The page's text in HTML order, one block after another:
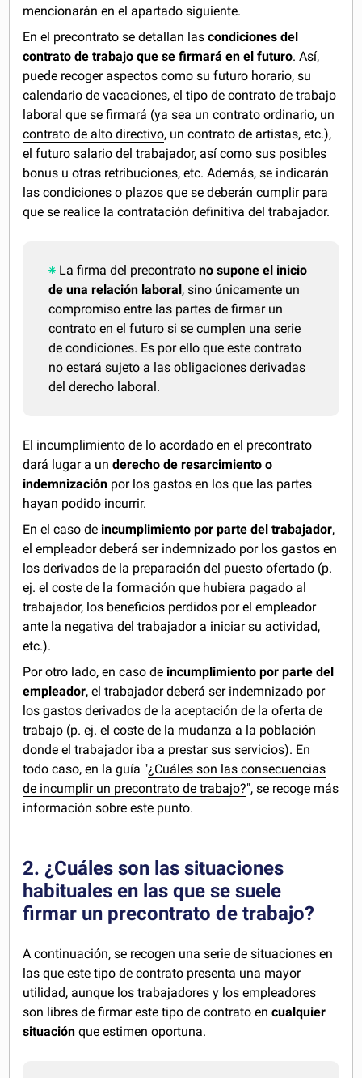
mencionarán en el apartado siguiente.
En el precontrato se detallan lascondiciones del
contrato de trabajo que se firmará en el futuro. Así,
puede recoger aspectos como su futuro horario, su
calendario de vacaciones, el tipo de contrato de trabajo
laboral que se firmará (ya sea un contrato ordinario, un
contrato de alto directivo, un contrato de artistas, etc.),
el futuro salario del trabajador, así como sus posibles
bonus u otras retribuciones, etc. Además, se indicarán
las condiciones o plazos que se deberán cumplir para
que se realice la contratación definitiva del trabajador.
La firma del precontratono supone el inicio
de una relación laboral, sino únicamente un
compromiso entre las partes de firmar un
contrato en el futuro si se cumplen una serie
de condiciones. Es por ello que este contrato
no estará sujeto a las obligaciones derivadas
del derecho laboral.
El incumplimiento de lo acordado en el precontrato
dará lugar a underecho de resarcimiento o
indemnización por los gastos en los que las partes
hayan podido incurrir.
En el caso de incumplimiento por parte del trabajador,
el empleador deberá ser indemnizado por los gastos en
los derivados de la preparación del puesto ofertado (p.
ej. el coste de la formación que hubiera pagado al
trabajador, los beneficios perdidos por el empleador
ante la negativa del trabajador a iniciar su actividad,
etc.).
Por otro lado, en caso de incumplimiento por parte del
empleador, el trabajador deberá ser indemnizado por
los gastos derivados de la aceptación de la oferta de
trabajo (p. ej. el coste de la mudanza a la población
donde el trabajador iba a prestar sus servicios). En
todo caso, en la guía "¿Cuáles son las consecuencias
de incumplir un precontrato de trabajo?", se recoge más
información sobre este punto.
2. ¿Cuáles son las situaciones
habituales en las que se suele
firmar un precontrato de trabajo?
A continuación, se recogen una serie de situaciones en
las que este tipo de contrato presenta una mayor
utilidad, aunque los trabajadores y los empleadores
son libres de firmar este tipo de contrato encualquier
situación que estimen oportuna.